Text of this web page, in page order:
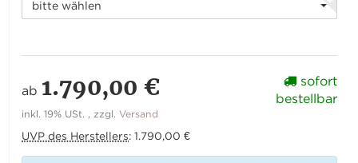
bitte wählen
ab 1.790,00 €
inkl. 19% USt. , zzgl.Versand
UVP des Herstellers:1.790,00 €
sofort
bestellbar